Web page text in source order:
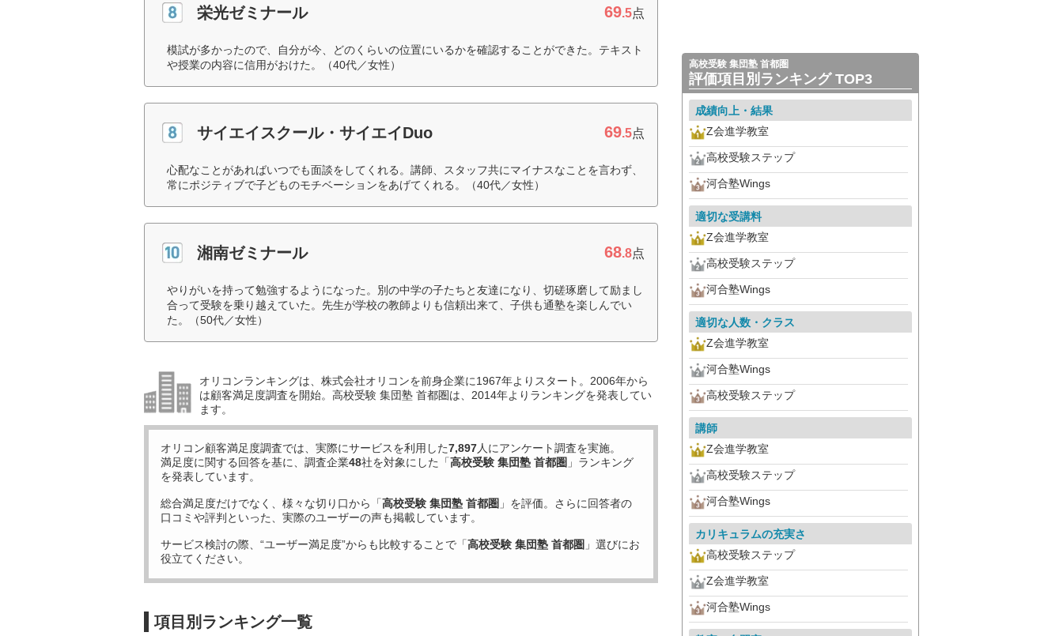
栄光ゼミナール 69.5点
模試が多かったので、自分が今、どのくらいの位置にいるかを確認することができた。テキスト
や授業の内容に信用がおけた。（40代／女性）
サイエイスクール・サイエイDuo 69.5点
心配なことがあればいつでも面談をしてくれる。講師、スタッフ共にマイナスなことを言わず、
常にポジティブで子どものモチベーションをあげてくれる。（40代／女性）
湘南ゼミナール 68.8点
やりがいを持って勉強するようになった。別の中学の子たちと友達になり、切磋琢磨して励まし
合って受験を乗り越えていた。先生が学校の教師よりも信頼出来て、子供も通塾を楽しんでい
た。（50代／女性）
オリコンランキングは、株式会社オリコンを前身企業に1967年よりスタート。2006年から
は顧客満足度調査を開始。高校受験 集団塾 首都圏は、2014年よりランキングを発表してい
ます。
オリコン顧客満足度調査では、実際にサービスを利用した7,897人にアンケート調査を実施。
満足度に関する回答を基に、調査企業48社を対象にした「高校受験 集団塾 首都圏 」ランキング
を発表しています。
総合満足度だけでなく、様々な切り口から「高校受験 集団塾 首都圏 」を評価。さらに回答者の
口コミや評判といった、実際のユーザーの声も掲載しています。
サービス検討の際、“ユーザー満足度”からも比較することで「高校受験 集団塾 首都圏 」選びにお
役立てください。
項目別ランキング一覧
高校受験 集団塾 首都圏
評価項目別ランキング TOP3
成績向上・結果
Z会進学教室
高校受験ステップ
河合塾Wings
適切な受講料
Z会進学教室
高校受験ステップ
河合塾Wings
適切な人数・クラス
Z会進学教室
河合塾Wings
高校受験ステップ
講師
Z会進学教室
高校受験ステップ
河合塾Wings
カリキュラムの充実さ
高校受験ステップ
Z会進学教室
河合塾Wings